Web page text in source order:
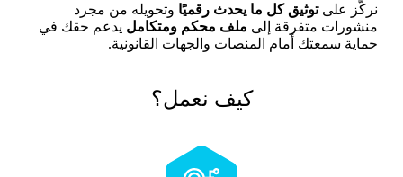
نركّز علىتوثيق كل ما يحدث رقميًا وتحويله من مجرد
منشورات متفرقة إلى ملف محكم ومتكامل يدعم حقك في
حماية سمعتك أمام المنصات والجهات القانونية.
كيف نعمل؟